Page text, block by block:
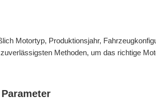
Motortyp, Produktionsjahr,
Methoden, um das richtige